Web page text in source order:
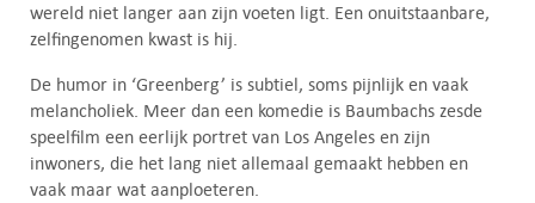
wereld niet langer aan zijn voeten ligt. Een onuitstaanbare,
zelfingenomen kwast is hij.
De humor in ‘Greenberg’ is subtiel, soms pijnlijk en vaak
melancholiek. Meer dan een komedie is Baumbachs zesde
speelfilm een eerlijk portret van Los Angeles en zijn
inwoners, die het lang niet allemaal gemaakt hebben en
vaak maar wat aanploeteren.